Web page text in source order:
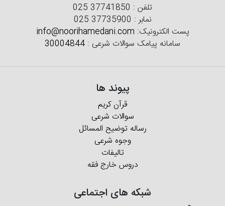
تلفن :025 37741850
نمابر :025 37735900
پست الکترونیک:info@noorihamedani.com
سامانه پیامک سوالات شرعی : 30004844
پیوند ها
قرآن کریم
سوالات شرعی
رساله توضیح المسائل
وجوه شرعی
تالیفات
دروس خارج فقه
شبکه های اجتماعی